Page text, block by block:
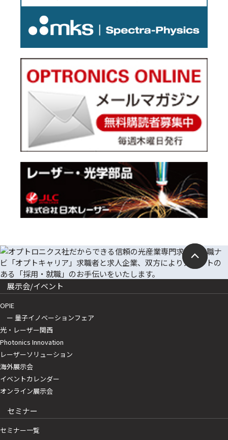
展示会/イベント
OPIE
ー 量子イノベーションフェア
光・レーザー関西
Photonics Innovation
レーザーソリューション
海外展示会
イベントカレンダー
オンライン展示会
セミナー
セミナー一覧